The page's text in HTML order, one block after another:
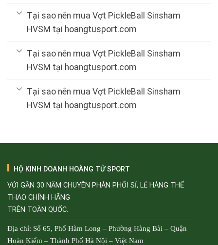
Tại sao nên mua Vợt PickleBall Sinsham
HVSM tại hoangtusport.com
Tại sao nên mua Vợt PickleBall Sinsham
HVSM tại hoangtusport.com
Tại sao nên mua Vợt PickleBall Sinsham
HVSM tại hoangtusport.com
HỘ KINH DOANH HOÀNG TỬ SPORT
VỚI GẦN 30 NĂM CHUYÊN PHÂN PHỐI SỈ, LẺ HÀNG THỂ
THAO CHÍNH HÃNG
TRÊN TOÀN QUỐC.
Địa chỉ: Số 65, Phố Hàm Long – Phường Hàng Bài – Quận
Hoàn Kiếm – Thành Phố Hà Nội – Việt Nam